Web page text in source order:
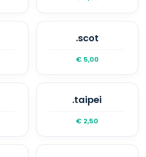
.scot
€ 5,00
.taipei
€ 2,50